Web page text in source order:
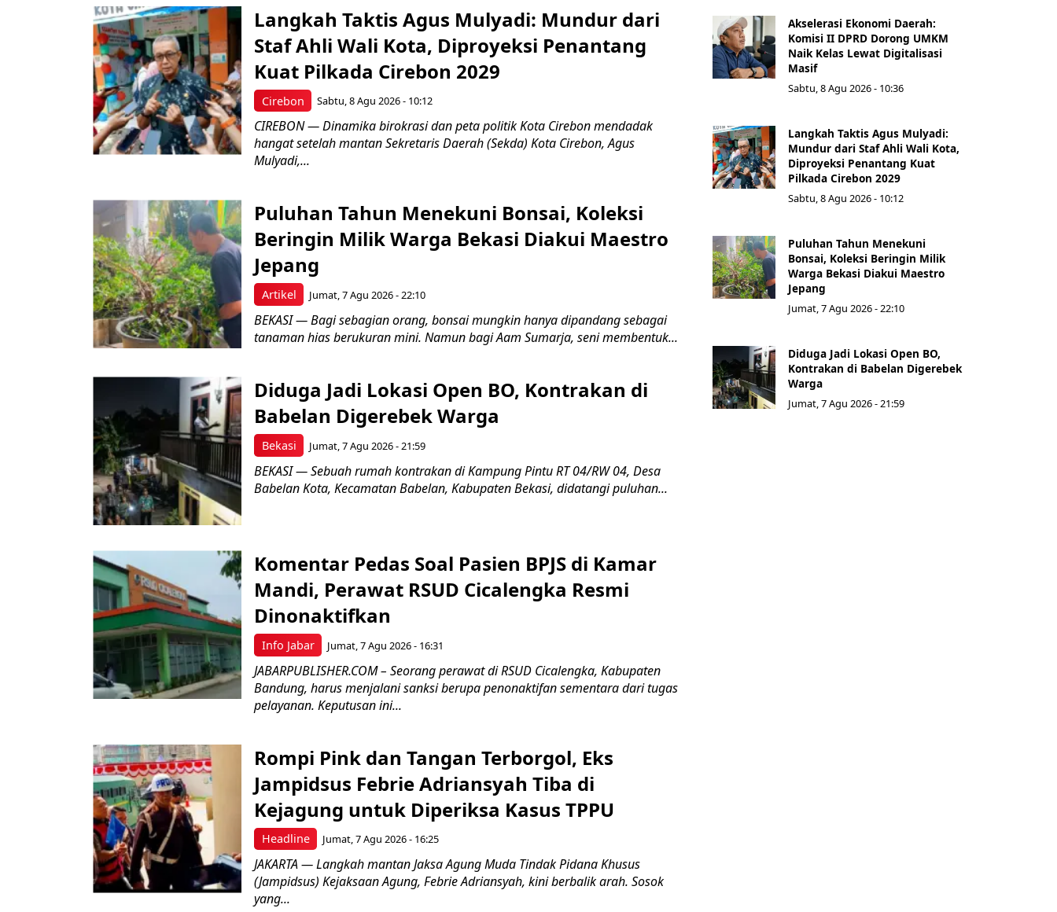
Cirebon
Langkah Taktis Agus Mulyadi: Mundur dari
Staf Ahli Wali Kota, Diproyeksi Penantang
Kuat Pilkada Cirebon 2029
Sabtu, 8 Agu 2026 - 10:12
CIREBON — Dinamika birokrasi dan peta politik Kota Cirebon mendadak
hangat setelah mantan Sekretaris Daerah (Sekda) Kota Cirebon, Agus
Mulyadi,...
Artikel
Puluhan Tahun Menekuni Bonsai, Koleksi
Beringin Milik Warga Bekasi Diakui Maestro
Jepang
Jumat, 7 Agu 2026 - 22:10
BEKASI — Bagi sebagian orang, bonsai mungkin hanya dipandang sebagai
tanaman hias berukuran mini. Namun bagi Aam Sumarja, seni membentuk...
Bekasi
Diduga Jadi Lokasi Open BO, Kontrakan di
Babelan Digerebek Warga
Jumat, 7 Agu 2026 - 21:59
BEKASI — Sebuah rumah kontrakan di Kampung Pintu RT 04/RW 04, Desa
Babelan Kota, Kecamatan Babelan, Kabupaten Bekasi, didatangi puluhan...
Info Jabar
Komentar Pedas Soal Pasien BPJS di Kamar
Mandi, Perawat RSUD Cicalengka Resmi
Dinonaktifkan
Jumat, 7 Agu 2026 - 16:31
JABARPUBLISHER.COM – Seorang perawat di RSUD Cicalengka, Kabupaten
Bandung, harus menjalani sanksi berupa penonaktifan sementara dari tugas
pelayanan. Keputusan ini...
Headline
Rompi Pink dan Tangan Terborgol, Eks
Jampidsus Febrie Adriansyah Tiba di
Kejagung untuk Diperiksa Kasus TPPU
Jumat, 7 Agu 2026 - 16:25
JAKARTA — Langkah mantan Jaksa Agung Muda Tindak Pidana Khusus
(Jampidsus) Kejaksaan Agung, Febrie Adriansyah, kini berbalik arah. Sosok
yang...
Akselerasi Ekonomi Daerah:
Komisi II DPRD Dorong UMKM
Naik Kelas Lewat Digitalisasi
Masif
Sabtu, 8 Agu 2026 - 10:36
Langkah Taktis Agus Mulyadi:
Mundur dari Staf Ahli Wali Kota,
Diproyeksi Penantang Kuat
Pilkada Cirebon 2029
Sabtu, 8 Agu 2026 - 10:12
Puluhan Tahun Menekuni
Bonsai, Koleksi Beringin Milik
Warga Bekasi Diakui Maestro
Jepang
Jumat, 7 Agu 2026 - 22:10
Diduga Jadi Lokasi Open BO,
Kontrakan di Babelan Digerebek
Warga
Jumat, 7 Agu 2026 - 21:59